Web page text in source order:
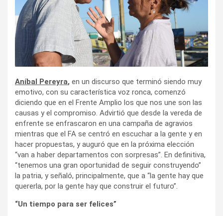
Aníbal Pereyra, en un discurso que terminó siendo muy
emotivo, con su característica voz ronca, comenzó
diciendo que en el Frente Amplio los que nos une son las
causas y el compromiso. Advirtió que desde la vereda de
enfrente se enfrascaron en una campaña de agravios
mientras que el FA se centró en escuchar a la gente y en
hacer propuestas, y auguró que en la próxima elección
“van a haber departamentos con sorpresas”. En definitiva,
“tenemos una gran oportunidad de seguir construyendo”
la patria, y señaló, principalmente, que a “la gente hay que
quererla, por la gente hay que construir el futuro”.
“Un tiempo para ser felices”